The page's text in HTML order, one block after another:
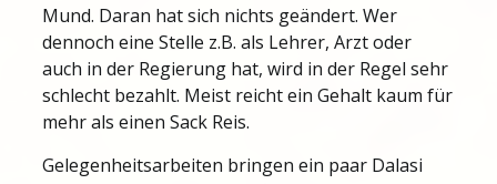
Mund. Daran hat sich nichts geändert. Wer
dennoch eine Stelle z.B. als Lehrer, Arzt oder
auch in der Regierung hat, wird in der Regel sehr
schlecht bezahlt. Meist reicht ein Gehalt kaum für
mehr als einen Sack Reis.
Gelegenheitsarbeiten bringen ein paar Dalasi